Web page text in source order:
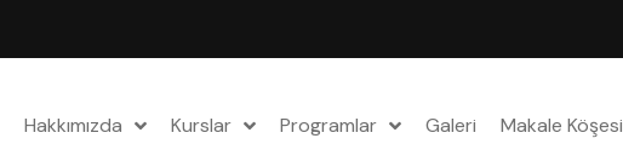
Hakkımızda Kurslar Programlar Galeri Makale Köşesi